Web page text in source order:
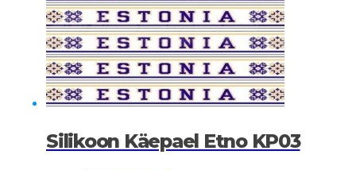
Silikoon Käepael Etno KP03